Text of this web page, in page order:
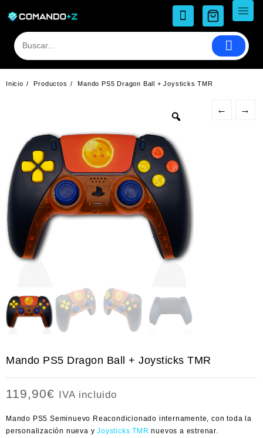
contenido
Inicio Productos Mando PS5 Dragon Ball + Joysticks TMR
← →
Mando PS5 Dragon Ball + Joysticks TMR
119,90€ IVA incluido
Mando PS5 Seminuevo Reacondicionado internamente, con toda la
personalización nueva yJoysticks TMR nuevos a estrenar.